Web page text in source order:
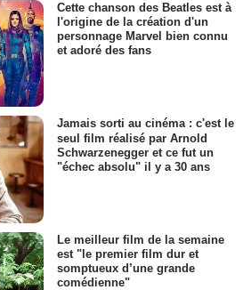
Cette chanson des Beatles est à
l'origine de la création d'un
personnage Marvel bien connu
et adoré des fans
Jamais sorti au cinéma : c'est le
seul film réalisé par Arnold
Schwarzenegger et ce fut un
"échec absolu" il y a 30 ans
Le meilleur film de la semaine
est "le premier film dur et
somptueux d’une grande
comédienne"